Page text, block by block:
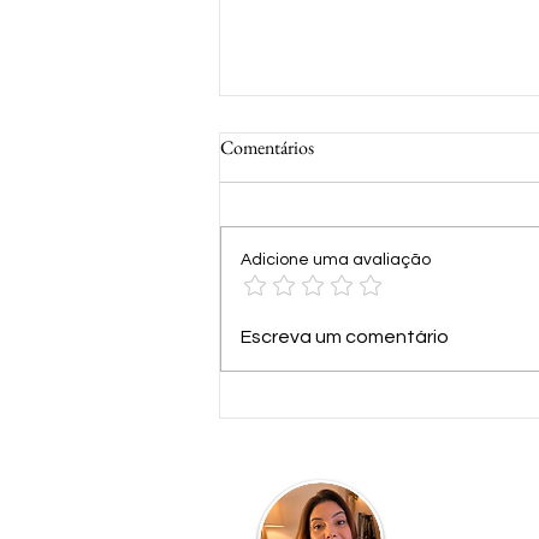
15 curiosidades que você não sabia
Comentários
Adicione uma avaliação
Escreva um comentário